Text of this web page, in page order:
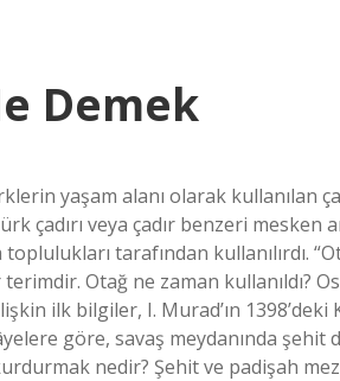
Demek
yaşam alanı olarak kullanılan
çadırı veya çadır benzeri mesken
tarafından kullanılırdı.
Otağ ne zaman kullanıldı?
ilk bilgiler, I. Murad’ın 1398’deki
göre, savaş meydanında şehit
nedir? Şehit ve padişah